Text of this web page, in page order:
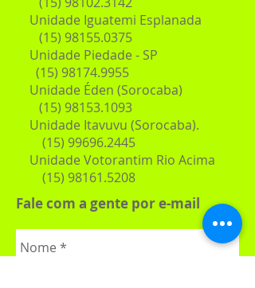
Unidade Iguatemi Esplanada
(15) 98155.0375
Unidade Piedade - SP
(15) 98174.9955
​ Unidade Éden (Sorocaba)
(15) 98153.1093
Unidade Itavuvu (Sorocaba).
(15) 99696.2445
Unidade Votorantim Rio Acima
(15) 98161.5208
Fale com a gente por e-mail